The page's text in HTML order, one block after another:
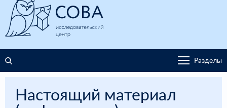
Разделы
Настоящий материал